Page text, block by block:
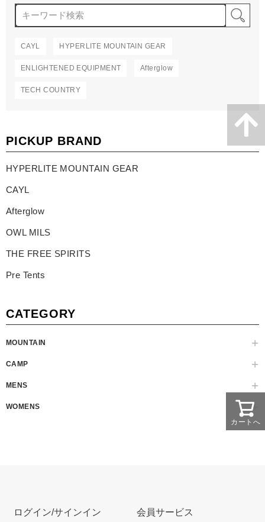
CAYL HYPERLITE MOUNTAIN GEAR
ENLIGHTENED EQUIPMENT Afterglow
TECH COUNTRY
PICKUP BRAND
HYPERLITE MOUNTAIN GEAR
CAYL
Afterglow
OWL MILS
THE FREE SPIRITS
Pre Tents
CATEGORY
MOUNTAIN
CAMP
MENS
WOMENS
カートへ
ログイン/サインイン 会員サービス